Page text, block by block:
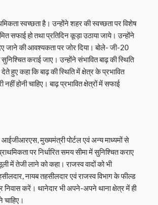
स्वच्छता है। उन्होंने शहर की स्वच्छता पर विशेष
सफाई हो तथा प्रतिदिन कूड़ा उठाया जाये। उन्होंने
जाने की आवश्यकता पर जोर दिया। बोले- जी-20
कराई जाए। उन्होंने संभावित बाढ़ की स्थिति
हुए कहा कि बाढ़ की स्थिति में क्षेत्र के प्रभावित
होनी चाहिए। बाढ़ प्रभावित क्षेत्रों में सफाई
आईजीआरएस, मुख्यमंत्री पोर्टल एवं अन्य माध्यमों से
पर निर्धारित समय सीमा में सुनिश्चित कराए
में तेजी लाने को कहा। राजस्व वादों को भी
नायब तहसीलदार एवं राजस्व विभाग के फील्ड
निवास करें। थानेदार भी अपने-अपने थाना क्षेत्र में ही